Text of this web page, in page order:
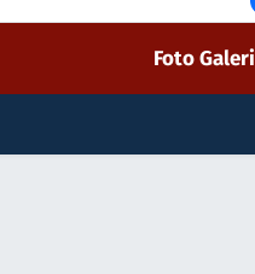
Foto Galeri